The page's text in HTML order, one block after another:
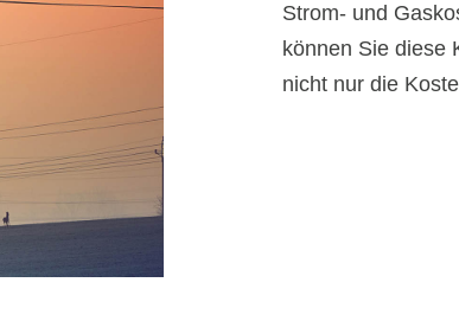
Strom- und
können Sie diese
nicht nur die